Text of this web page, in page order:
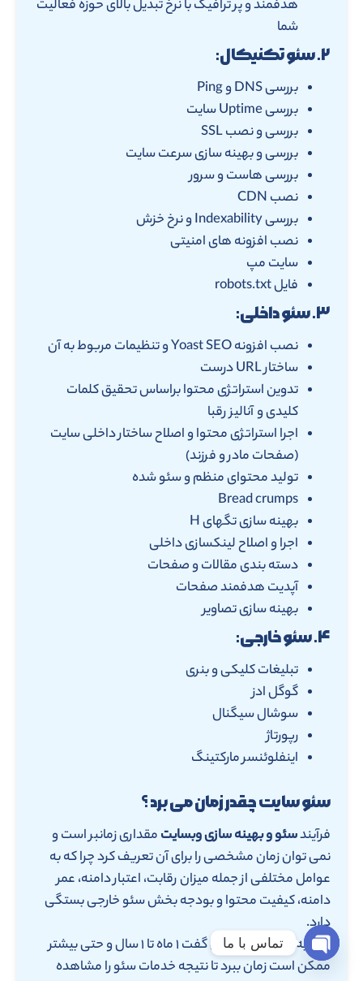
هدفمند و پر ترافیک با نرخ تبدیل بالای حوزه فعالیت
شما
۲. سئو تکنیکال:
بررسی DNS و Ping
بررسی Uptime سایت
بررسی و نصب SSL
بررسی و بهینه سازی سرعت سایت
بررسی هاست و سرور
نصب CDN
بررسی Indexability و نرخ خزش
نصب افزونه های امنیتی
سایت مپ
فایل robots.txt
۳. سئو داخلی:
نصب افزونه Yoast SEO و تنظیمات مربوط به آن
ساختار URL درست
تدوین استراتژی محتوا براساس تحقیق کلمات
کلیدی و آنالیز رقبا
اجرا استراتژی محتوا و اصلاح ساختار داخلی سایت
(صفحات مادر و فرزند)
تولید محتوای منظم و سئو شده
Bread crumps
بهینه سازی تگهای H
اجرا و اصلاح لینکسازی داخلی
دسته بندی مقالات و صفحات
آپدیت هدفمند صفحات
بهینه سازی تصاویر
۴. سئو خارجی:
تبلیغات کلیکی و بنری
گوگل ادز
سوشال سیگنال
رپورتاژ
اینفلوئنسر مارکتینگ
سئو سایت چقدر زمان می برد ؟
فرآیندسئو و بهینه سازی وبسایتمقداری زمانبر است و
نمی توان زمان مشخصی را برای آن تعریف کرد چرا که به
عوامل مختلفی از جمله میزان رقابت، اعتبار دامنه، عمر
دامنه، کیفیت محتوا و بودجه بخش سئو خارجی بستگی
دارد.
ولی به طور کلی میتوان گفت ۱ ماه تا ۱ سال و حتی بیشتر
ممکن است زمان ببرد تا نتیجه خدمات سئو را مشاهده
تماس با ما
Open chaty